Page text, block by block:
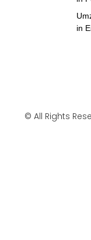
in
© All Rights